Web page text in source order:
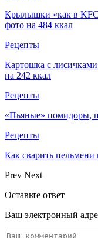
Крылышки «как в
фото на 484 ккал
Рецепты
Картошка с
на 242 ккал
Рецепты
«Пьяные» помидоры,
Рецепты
Как сварить
Prev Next
Оставьте ответ
Ваш электронный